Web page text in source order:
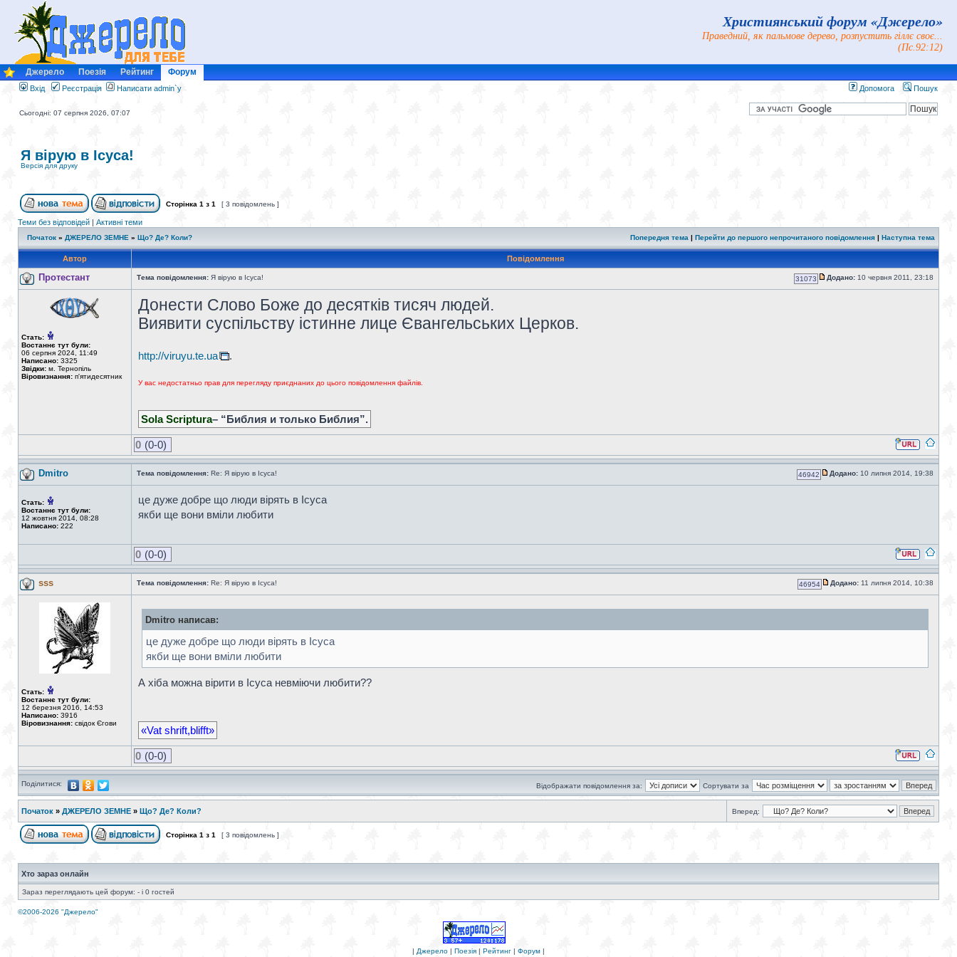
Християнський форум «Джерело»
Праведний, як пальмове дерево, розпустить гіллє своє...
(Пс.92:12)
Джерело Поезія Рейтинг Форум
Вхід Реєстрація Написати admin`у Допомога Пошук
Сьогодні: 07 серпня 2026, 07:07
Я вірую в Ісуса!
Версія для друку
Сторінка 1 з 1 [ 3 повідомлень ]
Теми без відповідей | Активні теми
Початок » ДЖЕРЕЛО ЗЕМНЕ » Що? Де? Коли? Попередня тема | Перейти до першого непрочитаного повідомлення | Наступна тема
Автор Повідомлення
Протестант Тема повідомлення: Я вірую в Ісуса! 31073 Додано: 10 червня 2011, 23:18
Стать:
Востаннє тут були:
06 серпня 2024, 11:49
Написано: 3325
Звідки: м. Тернопіль
Віровизнання: п'ятидесятник
Донести Слово Боже до десятків тисяч людей.
Виявити суспільству істинне лице Євангельських Церков.
http://viruyu.te.ua .
У вас недостатньо прав для перегляду приєднаних до цього повідомлення файлів.
Sola Scriptura– “Библия и только Библия”.
0 (0-0)
Dmitro Тема повідомлення: Re: Я вірую в Ісуса! 46942 Додано: 10 липня 2014, 19:38
Стать:
Востаннє тут були:
12 жовтня 2014, 08:28
Написано: 222
це дуже добре що люди вірять в Ісуса
якби ще вони вміли любити
0 (0-0)
sss Тема повідомлення: Re: Я вірую в Ісуса! 46954 Додано: 11 липня 2014, 10:38
Стать:
Востаннє тут були:
12 березня 2016, 14:53
Написано: 3916
Віровизнання: свідок Єгови
Dmitro написав:
це дуже добре що люди вірять в Ісуса
якби ще вони вміли любити
А хіба можна вірити в Ісуса невміючи любити??
«Vat shrift,blifft»
0 (0-0)
Поділитися: Відображати повідомлення за: Сортувати за
Початок » ДЖЕРЕЛО ЗЕМНЕ » Що? Де? Коли? Вперед:
Сторінка 1 з 1 [ 3 повідомлень ]
Хто зараз онлайн
Зараз переглядають цей форум: - і 0 гостей
©2006-2026 "Джерело"
| Джерело | Поезія | Рейтинг | Форум |